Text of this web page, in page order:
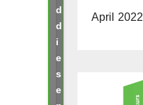
d
d
i
e
s
e
April 2022